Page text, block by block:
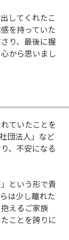
してくれたこ
を持っていた
り、最後に握
から思いまし
ていたことを
団法人」など
、不安になる
という形で責
は少し離れた
えるご家族
ことを誇りに